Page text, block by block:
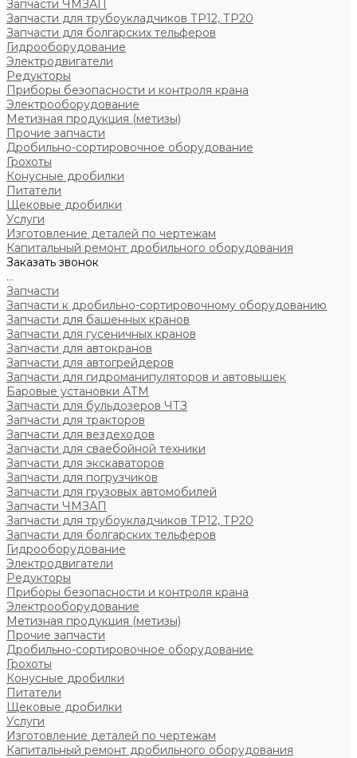
Запчасти ЧМЗАП
Запчасти для трубоукладчиков ТР12, ТР20
Запчасти для болгарских тельферов
Гидрооборудование
Электродвигатели
Редукторы
Приборы безопасности и контроля крана
Электрооборудование
Метизная продукция (метизы)
Прочие запчасти
Дробильно-сортировочное оборудование
Грохоты
Конусные дробилки
Питатели
Щековые дробилки
Услуги
Изготовление деталей по чертежам
Капитальный ремонт дробильного оборудования
Заказать звонок
...
Запчасти
Запчасти к дробильно-сортировочному оборудованию
Запчасти для башенных кранов
Запчасти для гусеничных кранов
Запчасти для автокранов
Запчасти для автогрейдеров
Запчасти для гидроманипуляторов и автовышек
Баровые установки АТМ
Запчасти для бульдозеров ЧТЗ
Запчасти для тракторов
Запчасти для вездеходов
Запчасти для сваебойной техники
Запчасти для экскаваторов
Запчасти для погрузчиков
Запчасти для грузовых автомобилей
Запчасти ЧМЗАП
Запчасти для трубоукладчиков ТР12, ТР20
Запчасти для болгарских тельферов
Гидрооборудование
Электродвигатели
Редукторы
Приборы безопасности и контроля крана
Электрооборудование
Метизная продукция (метизы)
Прочие запчасти
Дробильно-сортировочное оборудование
Грохоты
Конусные дробилки
Питатели
Щековые дробилки
Услуги
Изготовление деталей по чертежам
Капитальный ремонт дробильного оборудования